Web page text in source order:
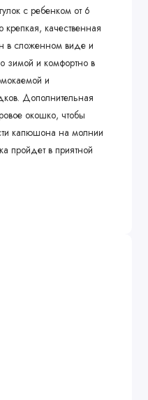
с ребенком от 6
качественная
в сложенном виде и
зимой и комфортно в
и
Дополнительная
окошко, чтобы
капюшона на молнии
пройдет в приятной